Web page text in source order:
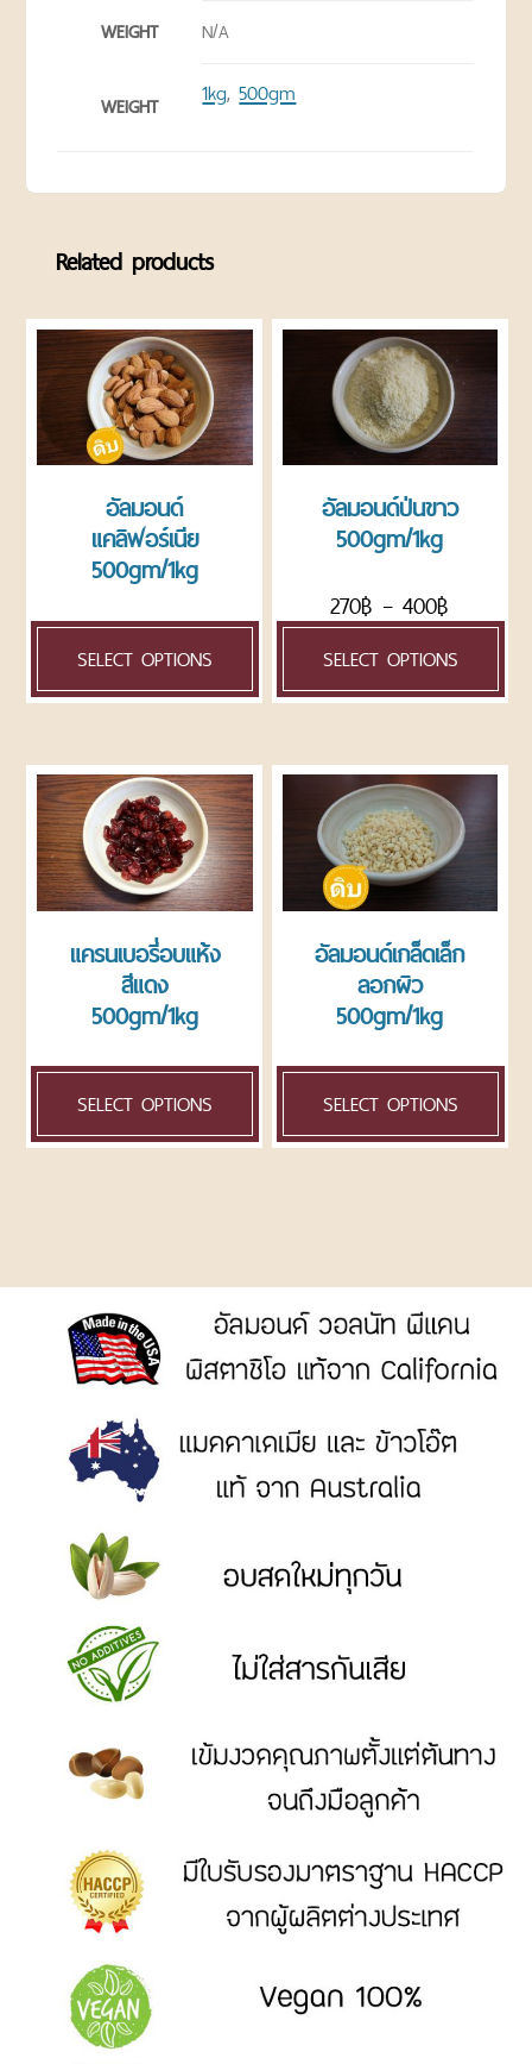
WEIGHT N/A
WEIGHT 1kg,500gm
Related products
อัลมอนด์
แคลิฟอร์เนีย
500gm/1kg
220฿–380฿
SELECT OPTIONS
อัลมอนด์ป่นขาว
500gm/1kg
270฿ –400฿
SELECT OPTIONS
แครนเบอรี่อบแห้ง
สีแดง
500gm/1kg
190฿–365฿
SELECT OPTIONS
อัลมอนด์เกล็ดเล็ก
ลอกผิว
500gm/1kg
230฿–410฿
SELECT OPTIONS